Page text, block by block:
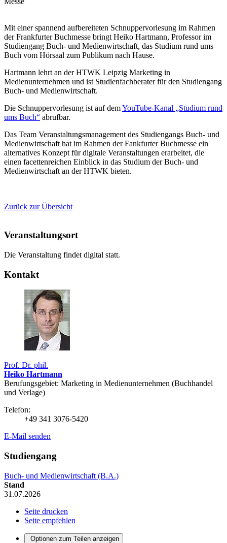
Mit einer spannend aufbereiteten Schnuppervorlesung im Rahmen
der Frankfurter Buchmesse bringt Heiko Hartmann, Professor im
Studiengang Buch- und Medienwirtschaft, das Studium rund ums
Buch vom Hörsaal zum Publikum nach Hause.
Hartmann lehrt an der HTWK Leipzig Marketing in
Medienunternehmen und ist Studienfachberater für den Studiengang
Buch- und Medienwirtschaft.
Die Schnuppervorlesung ist auf demYouTube-Kanal „Studium rund
ums Buch“ abrufbar.
Das Team Veranstaltungsmanagement des Studiengangs Buch- und
Medienwirtschaft hat im Rahmen der Fankfurter Buchmesse ein
alternatives Konzept für digitale Veranstaltungen erarbeitet, die
einen facettenreichen Einblick in das Studium der Buch- und
Medienwirtschaft an der HTWK bieten.
Zurück zur Übersicht
Veranstaltungsort
Die Veranstaltung findet digital statt.
Kontakt
Prof. Dr. phil.
Heiko Hartmann
Berufungsgebiet: Marketing in Medien­unternehmen ­(Buchhandel
und Verlage)
Telefon:
+49 341 3076-5420
E-Mail senden
Studiengang
Buch- und Medienwirtschaft (B.A.)
Stand
31.07.2026
Seite drucken
Seite empfehlen
Optionen zum Teilen anzeigen